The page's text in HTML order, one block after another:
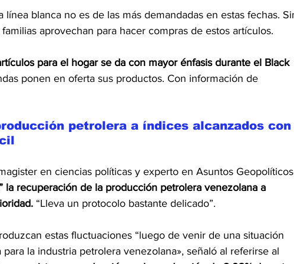
línea blanca no es de las más demandadas en estas fechas.
aprovechan para hacer compras de estos artículos.
para el hogar se da con mayor énfasis durante el Black
ponen en oferta sus productos. Con información de
petrolera a índices alcanzados con
en ciencias políticas y experto en Asuntos
la recuperación de la producción petrolera venezolana a
“Lleva un protocolo bastante delicado”.
estas fluctuaciones “luego de venir de una situación
la industria petrolera venezolana», señaló al referirse al